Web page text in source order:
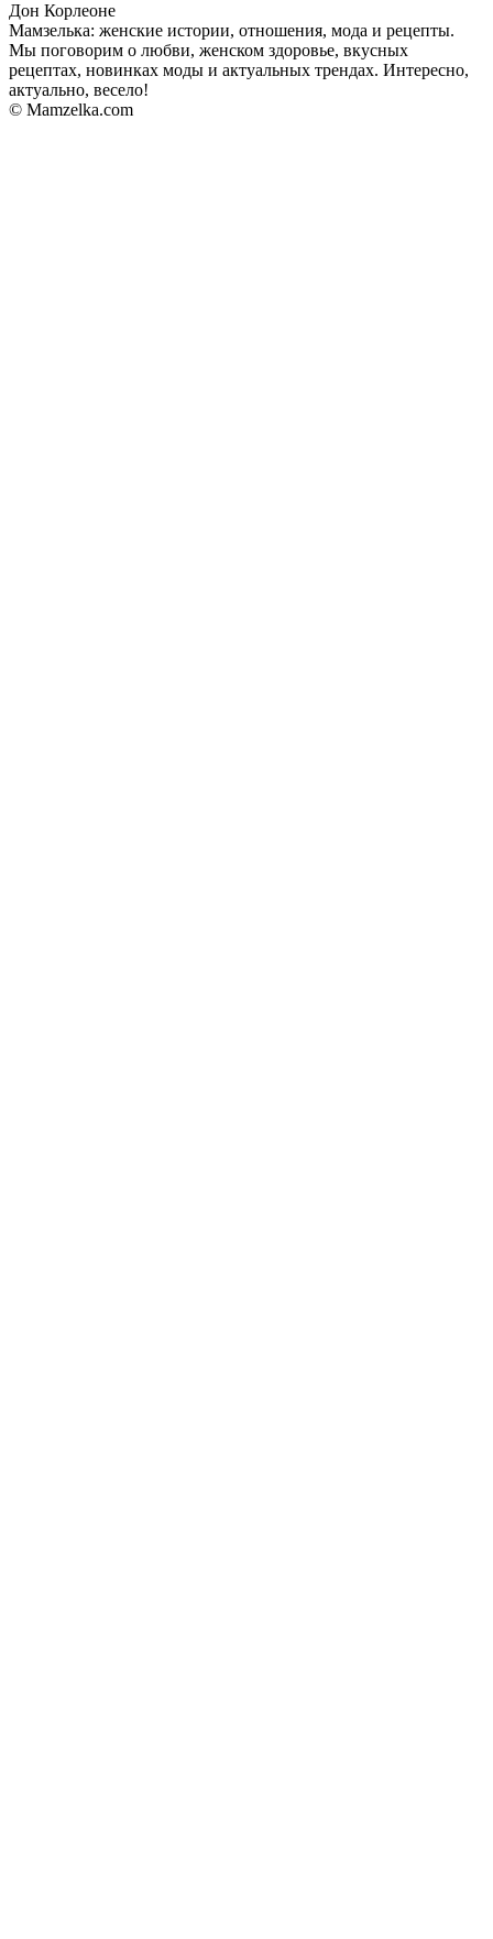
Дон Корлеоне
Мамзелька: женские истории, отношения, мода и рецепты.
Мы поговорим о любви, женском здоровье, вкусных
рецептах, новинках моды и актуальных трендах. Интересно,
актуально, весело!
© Mamzelka.com